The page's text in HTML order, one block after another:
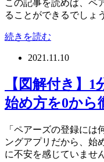
この記事を読めば、ペ
ることができるでしょ
続きを読む
2021.11.10
【図解付き】
始め方を0から
「ペアーズの登録に
ングアプリだから、始
に不安を感じていませ